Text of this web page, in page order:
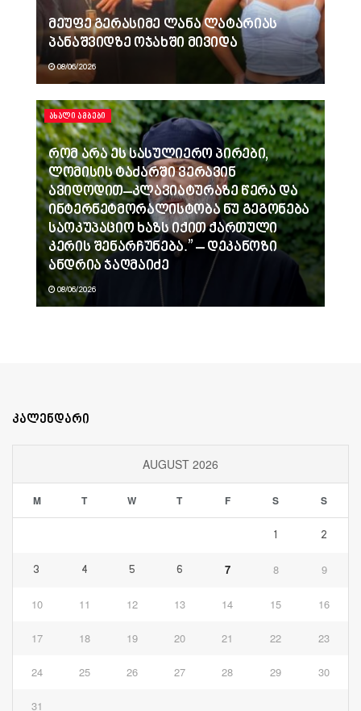
მეუფე გერასიმე ლანა ლატარიას
პანაშვიდზე ოჯახში მივიდა
08/06/2026
ᲐᲮᲐᲚᲘ ᲐᲛᲑᲔᲑᲘ
რომ არა ეს სასულიერო პირები,
ლომისის ტაძარში ვერავინ
ავიდოდით–კლავიატურაზე წერა და
ინტერნეტმორალისტობა ნუ გეგონება
საოკუპაციო ხაზს იქით ქართული
კერის შენარჩუნება.” – დეკანოზი
ანდრია ჯაღმაიძე
08/06/2026
კალენდარი
AUGUST 2026
M T W T F S S
1 2
3 4 5 6 7 8 9
10 11 12 13 14 15 16
17 18 19 20 21 22 23
24 25 26 27 28 29 30
31